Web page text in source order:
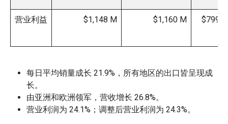
营业利益 $1,148 M $1,160 M $799
每日平均销量成长 21.9%，所有地区的出口皆呈现成
长。
由亚洲和欧洲领军，营收增长 26.8%。
营业利润为 24.1%；调整后营业利润为 24.3%。